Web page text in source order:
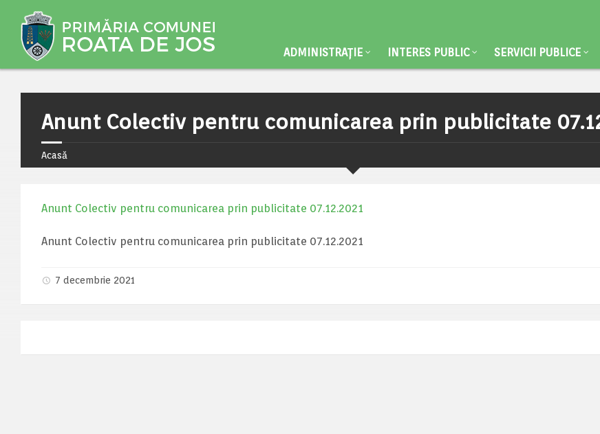
ADMINISTRAȚIE INTERES PUBLIC SERVICII PUBLICE
Anunt Colectiv pentru comunicarea prin publicitate
Acasă
Anunt Colectiv pentru comunicarea prin publicitate 07.12.2021
Anunt Colectiv pentru comunicarea prin publicitate 07.12.2021
7 decembrie 2021